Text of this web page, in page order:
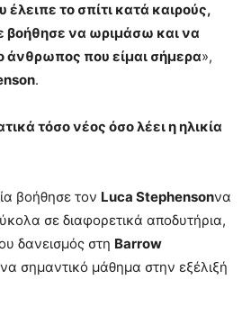
το σπίτι κατά καιρούς,
βοήθησε να ωριμάσω και να
άνθρωπος που είμαι σήμερα»,
.
τόσο νέος όσο λέει η ηλικία
βοήθησε τον Luca Stephensonνα
σε διαφορετικά αποδυτήρια,
δανεισμός στη Barrow
σημαντικό μάθημα στην εξέλιξή